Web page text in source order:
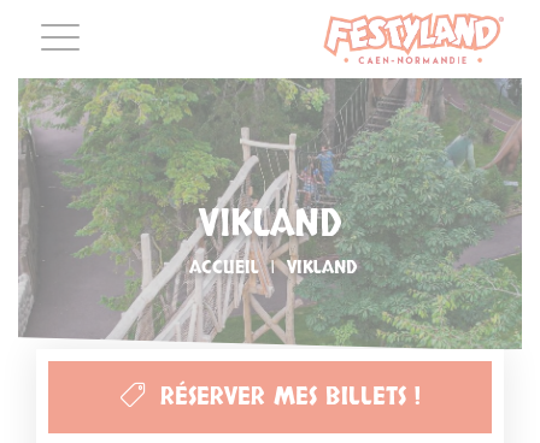
VIKLAND
ACCUEIL | VIKLAND
RÉSERVER MES BILLETS !